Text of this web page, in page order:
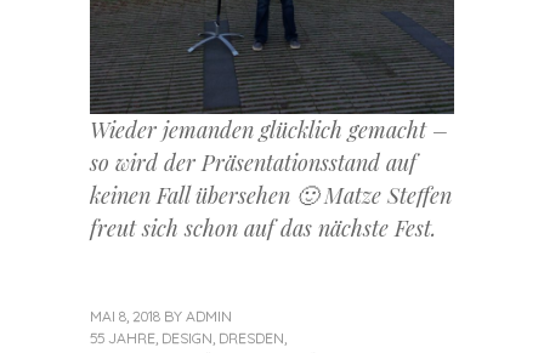
Wieder jemanden glücklich gemacht –
so wird der Präsentationsstand auf
keinen Fall übersehen 🙂 Matze Steffen
freut sich schon auf das nächste Fest.
MAI 8, 2018 BY ADMIN
55 JAHRE, DESIGN, DRESDEN,